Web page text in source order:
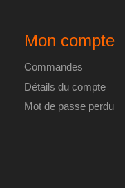
Mon compte
Commandes
Détails du compte
Mot de passe perdu